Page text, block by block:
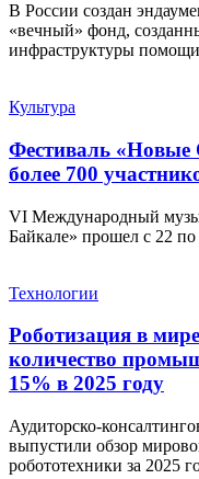
В России создан
«вечный» фонд,
инфраструктуры
Культура
Фестиваль «Новые
более 700
VI Международный
Байкале» прошел с 22
Технологии
Роботизация в
количество
15% в 2025 году
Аудиторско-
выпустили обзор
робототехники за 2025